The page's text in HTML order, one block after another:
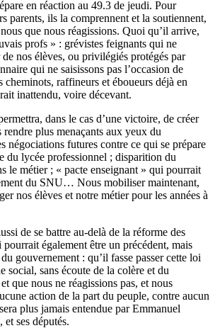
en réaction au 49.3 de jeudi. Pour
parents, ils la comprennent et la soutiennent,
que nous réagissions. Quoi qu’il arrive,
profs » : grévistes feignants qui ne
de nos élèves, ou privilégiés protégés par
qui ne saisissons pas l’occasion de
cheminots, raffineurs et éboueurs déjà en
inattendu, voire décevant.
dans le cas d’une victoire, de créer
rendre plus menaçants aux yeux du
négociations futures contre ce qui se prépare
du lycée professionnel ; disparition du
le métier ; « pacte enseignant » qui pourrait
du SNU… Nous mobiliser maintenant,
nos élèves et notre métier pour les années à
de se battre au-delà de la réforme des
également être un précédent, mais
gouvernement : qu’il fasse passer cette loi
social, sans écoute de la colère et du
que nous ne réagissions pas, et nous
action de la part du peuple, contre aucun
plus jamais entendue par Emmanuel
ses députés.